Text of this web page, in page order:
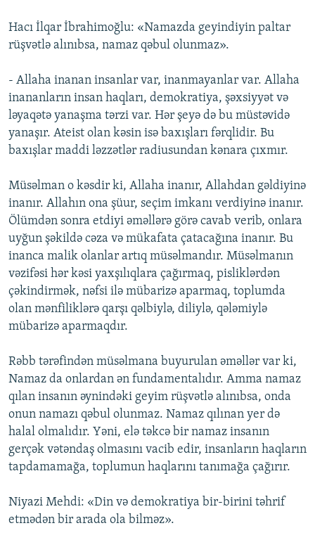
Hacı İlqar İbrahimoğlu: «Namazda geyindiyin paltar
rüşvətlə alınıbsa, namaz qəbul olunmaz».
- Allaha inanan insanlar var, inanmayanlar var. Allaha
inananların insan haqları, demokratiya, şəxsiyyət və
ləyaqətə yanaşma tərzi var. Hər şeyə də bu müstəvidə
yanaşır. Ateist olan kəsin isə baxışları fərqlidir. Bu
baxışlar maddi ləzzətlər radiusundan kənara çıxmır.
Müsəlman o kəsdir ki, Allaha inanır, Allahdan gəldiyinə
inanır. Allahın ona şüur, seçim imkanı verdiyinə inanır.
Ölümdən sonra etdiyi əməllərə görə cavab verib, onlara
uyğun şəkildə cəza və mükafata çatacağına inanır. Bu
inanca malik olanlar artıq müsəlmandır. Müsəlmanın
vəzifəsi hər kəsi yaxşılıqlara çağırmaq, pisliklərdən
çəkindirmək, nəfsi ilə mübarizə aparmaq, toplumda
olan mənfiliklərə qarşı qəlbiylə, diliylə, qələmiylə
mübarizə aparmaqdır.
Rəbb tərəfindən müsəlmana buyurulan əməllər var ki,
Namaz da onlardan ən fundamentalıdır. Amma namaz
qılan insanın əynindəki geyim rüşvətlə alınıbsa, onda
onun namazı qəbul olunmaz. Namaz qılınan yer də
halal olmalıdır. Yəni, elə təkcə bir namaz insanın
gerçək vətəndaş olmasını vacib edir, insanların haqların
tapdamamağa, toplumun haqlarını tanımağa çağırır.
Niyazi Mehdi: «Din və demokratiya bir-birini təhrif
etmədən bir arada ola bilməz».